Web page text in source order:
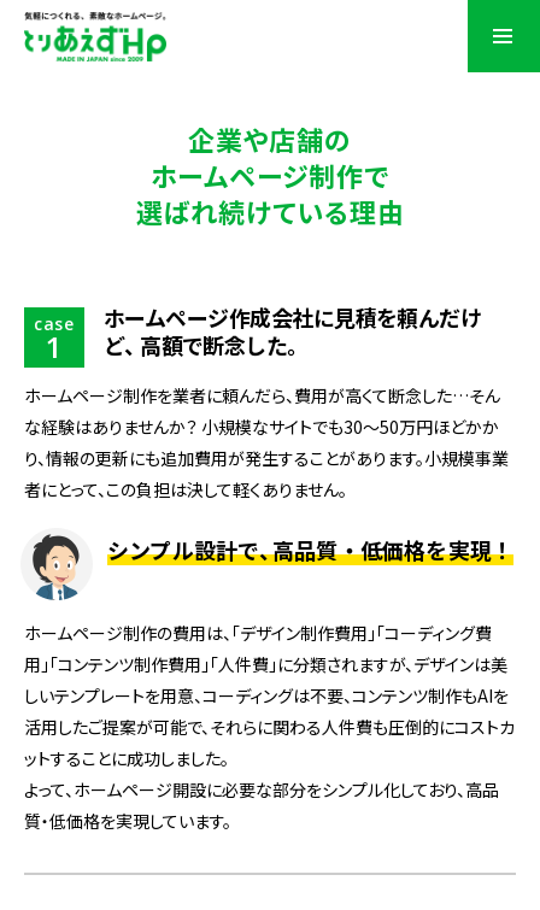
企業や店舗の
ホームページ制作で
選ばれ続けている理由
case
1
ホームページ作成会社に見積を頼んだけ
ど、 高額で断念した。
ホームページ制作を業者に頼んだら、費用が高くて断念した…そん
な経験はありませんか？ 小規模なサイトでも30〜50万円ほどかか
り、情報の更新にも追加費用が発生することがあります。小規模事業
者にとって、この負担は決して軽くありません。
シンプル設計で、高品質・低価格を実現！
ホームページ制作の費用は、「デザイン制作費用」「コーディング費
用」「コンテンツ制作費用」「人件費」に分類されますが、デザインは美
しいテンプレートを用意、コーディングは不要、コンテンツ制作もAIを
活用したご提案が可能で、それらに関わる人件費も圧倒的にコストカ
ットすることに成功しました。
よって、ホームページ開設に必要な部分をシンプル化しており、高品
質・低価格を実現しています。